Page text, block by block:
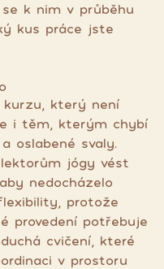
k nim v průběhu
kus práce jste
kurzu, který není
i těm, kterým chybí
oslabené svaly.
jógy vést
nedocházelo
protože
provedení potřebuje
cvičení, které
v prostoru